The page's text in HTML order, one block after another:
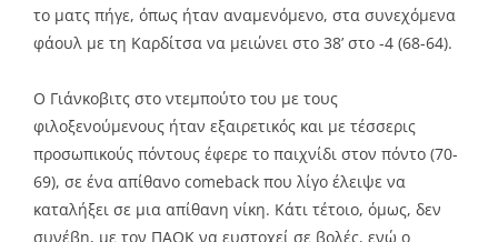
το ματς πήγε, όπως ήταν αναμενόμενο, στα συνεχόμενα
φάουλ με τη Καρδίτσα να μειώνει στο 38’ στο -4 (68-64).
Ο Γιάνκοβιτς στο ντεμπούτο του με τους
φιλοξενούμενους ήταν εξαιρετικός και με τέσσερις
προσωπικούς πόντους έφερε το παιχνίδι στον πόντο (70-
69), σε ένα απίθανο comeback που λίγο έλειψε να
καταλήξει σε μια απίθανη νίκη. Κάτι τέτοιο, όμως, δεν
συνέβη, με τον ΠΑΟΚ να ευστοχεί σε βολές, ενώ ο